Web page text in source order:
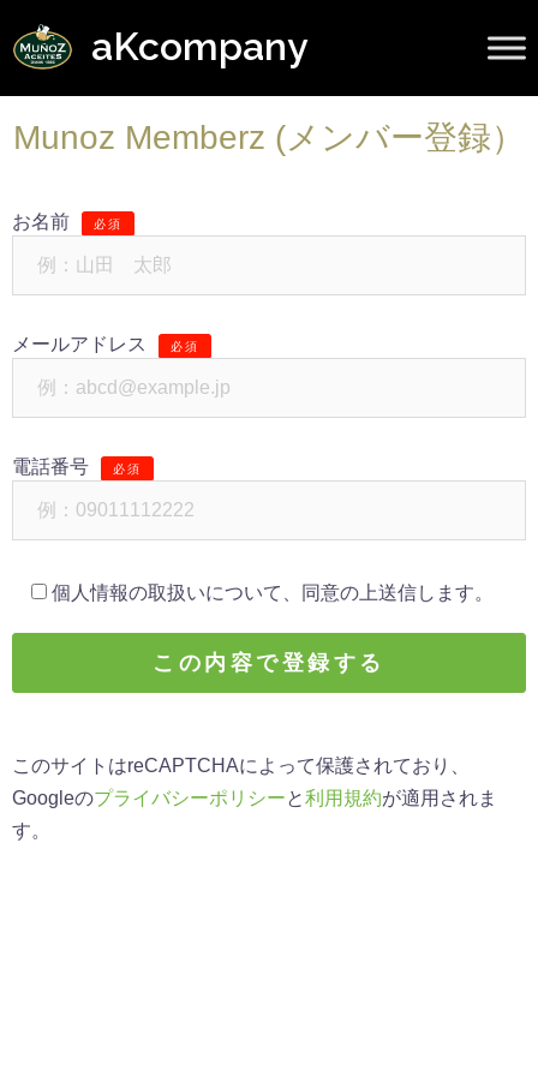
aKcompany
Munoz Memberz (メンバー登録）
お名前 必須
メールアドレス 必須
電話番号 必須
個人情報の取扱いについて、同意の上送信します。
このサイトはreCAPTCHAによって保護されており、
Googleのプライバシーポリシーと利用規約が適用されま
す。